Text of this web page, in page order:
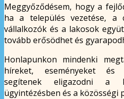
Meggyőződésem, hogy a
ha a település vezetése, a
vállalkozók és a lakosok
tovább erősödhet és
Honlapunkon mindenki
híreket, eseményeket és
segítenek eligazodni a
ügyintézésben és a közösségi